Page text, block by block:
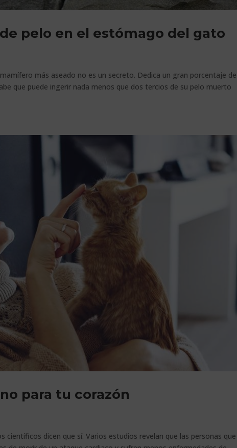
pelo en el estómago del gato
más aseado no es un secreto. Dedica un gran porcentaje
que puede ingerir nada menos que dos tercios de su pelo muerto
para tu corazón
científicos dicen que sí. Varios estudios revelan que las personas que